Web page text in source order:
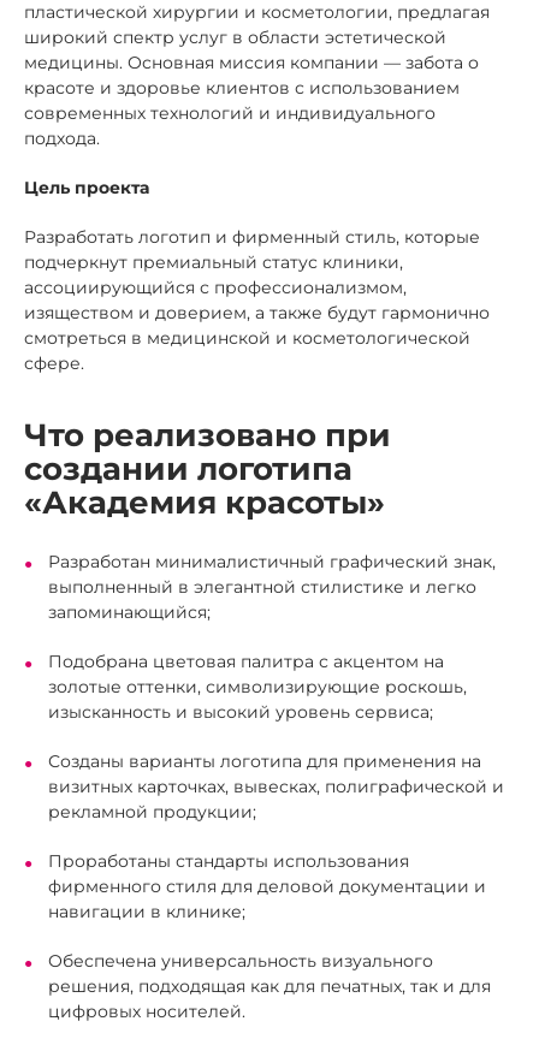
пластической хирургии и косметологии, предлагая
широкий спектр услуг в области эстетической
медицины. Основная миссия компании — забота о
красоте и здоровье клиентов с использованием
современных технологий и индивидуального
подхода.
Цель проекта
Разработать логотип и фирменный стиль, которые
подчеркнут премиальный статус клиники,
ассоциирующийся с профессионализмом,
изяществом и доверием, а также будут гармонично
смотреться в медицинской и косметологической
сфере.
Что реализовано при
создании логотипа
«Академия красоты»
Разработан минималистичный графический знак,
выполненный в элегантной стилистике и легко
запоминающийся;
Подобрана цветовая палитра с акцентом на
золотые оттенки, символизирующие роскошь,
изысканность и высокий уровень сервиса;
Созданы варианты логотипа для применения на
визитных карточках, вывесках, полиграфической и
рекламной продукции;
Проработаны стандарты использования
фирменного стиля для деловой документации и
навигации в клинике;
Обеспечена универсальность визуального
решения, подходящая как для печатных, так и для
цифровых носителей.